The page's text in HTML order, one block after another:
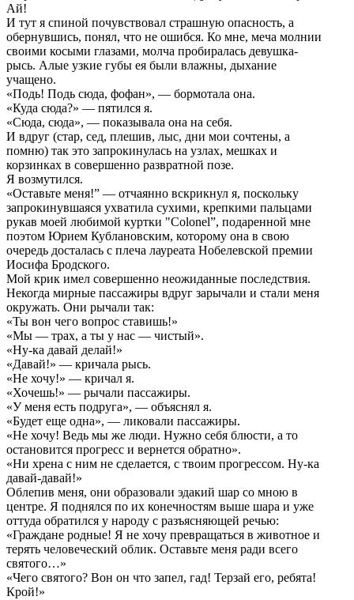
Ай!
И тут я спиной почувствовал страшную опасность, а
обернувшись, понял, что не ошибся. Ко мне, меча молнии
своими косыми глазами, молча пробиралась девушка-
рысь. Алые узкие губы ея были влажны, дыхание
учащено.
«Подь! Подь сюда, фофан», — бормотала она.
«Куда сюда?» — пятился я.
«Сюда, сюда», — показывала она на себя.
И вдруг (стар, сед, плешив, лыс, дни мои сочтены, а
помню) так это запрокинулась на узлах, мешках и
корзинках в совершенно развратной позе.
Я возмутился.
«Оставьте меня!” — отчаянно вскрикнул я, поскольку
запрокинувшаяся ухватила сухими, крепкими пальцами
рукав моей любимой куртки "Colonel”, подаренной мне
поэтом Юрием Кублановским, которому она в свою
очередь досталась с плеча лауреата Нобелевской премии
Иосифа Бродского.
Мой крик имел совершенно неожиданные последствия.
Некогда мирные пассажиры вдруг зарычали и стали меня
окружать. Они рычали так:
«Ты вон чего вопрос ставишь!»
«Мы — трах, а ты у нас — чистый».
«Ну-ка давай делай!»
«Давай!» — кричала рысь.
«Не хочу!» — кричал я.
«Хочешь!» — рычали пассажиры.
«У меня есть подруга», — объяснял я.
«Будет еще одна», — ликовали пассажиры.
«Не хочу! Ведь мы же люди. Нужно себя блюсти, а то
остановится прогресс и вернется обратно».
«Ни хрена с ним не сделается, с твоим прогрессом. Ну-ка
давай-давай!»
Облепив меня, они образовали эдакий шар со мною в
центре. Я поднялся по их конечностям выше шара и уже
оттуда обратился у народу с разъясняющей речью:
«Граждане родные! Я не хочу превращаться в животное и
терять человеческий облик. Оставьте меня ради всего
святого…»
«Чего святого? Вон он что запел, гад! Терзай его, ребята!
Крой!»